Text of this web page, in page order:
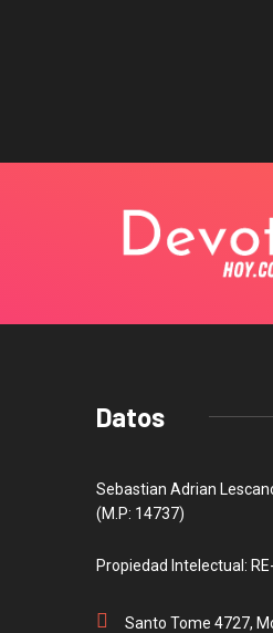
Datos
Sebastian Adrian
(M.P: 14737)
Propiedad Intelectual:
Santo Tome 4727,